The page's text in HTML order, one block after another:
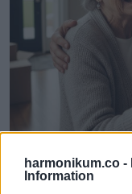
harmonikum.co -
Information